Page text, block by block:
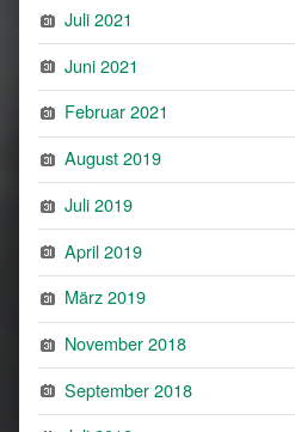
Juli 2021
Juni 2021
Februar 2021
August 2019
Juli 2019
April 2019
März 2019
November 2018
September 2018